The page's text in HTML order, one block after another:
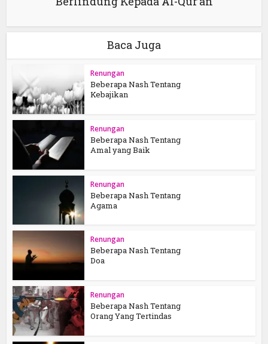
Baca Juga
Renungan
Beberapa Nash Tentang
Kebajikan
Renungan
Beberapa Nash Tentang
Amal yang Baik
Renungan
Beberapa Nash Tentang
Agama
Renungan
Beberapa Nash Tentang
Doa
Renungan
Beberapa Nash Tentang
Orang Yang Tertindas